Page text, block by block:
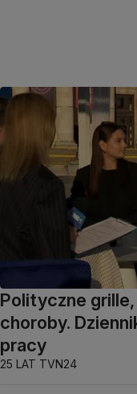
Polityczne
choroby.
pracy
25 LAT TVN24